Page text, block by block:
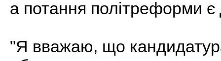
а потання політреформи
"Я вважаю, що